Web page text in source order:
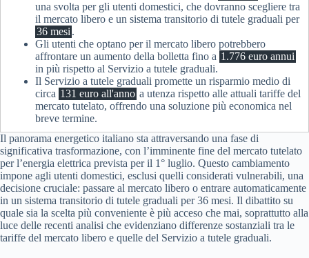
una svolta per gli utenti domestici, che dovranno scegliere tra
il mercato libero e un sistema transitorio di tutele graduali per
36 mesi .
Gli utenti che optano per il mercato libero potrebbero
affrontare un aumento della bolletta fino a 1.776 euro annui
in più rispetto al Servizio a tutele graduali.
Il Servizio a tutele graduali promette un risparmio medio di
circa 131 euro all'anno a utenza rispetto alle attuali tariffe del
mercato tutelato, offrendo una soluzione più economica nel
breve termine.
Il panorama energetico italiano sta attraversando una fase di
significativa trasformazione, con l’imminente fine del mercato tutelato
per l’energia elettrica prevista per il 1° luglio. Questo cambiamento
impone agli utenti domestici, esclusi quelli considerati vulnerabili, una
decisione cruciale: passare al mercato libero o entrare automaticamente
in un sistema transitorio di tutele graduali per 36 mesi. Il dibattito su
quale sia la scelta più conveniente è più acceso che mai, soprattutto alla
luce delle recenti analisi che evidenziano differenze sostanziali tra le
tariffe del mercato libero e quelle del Servizio a tutele graduali.